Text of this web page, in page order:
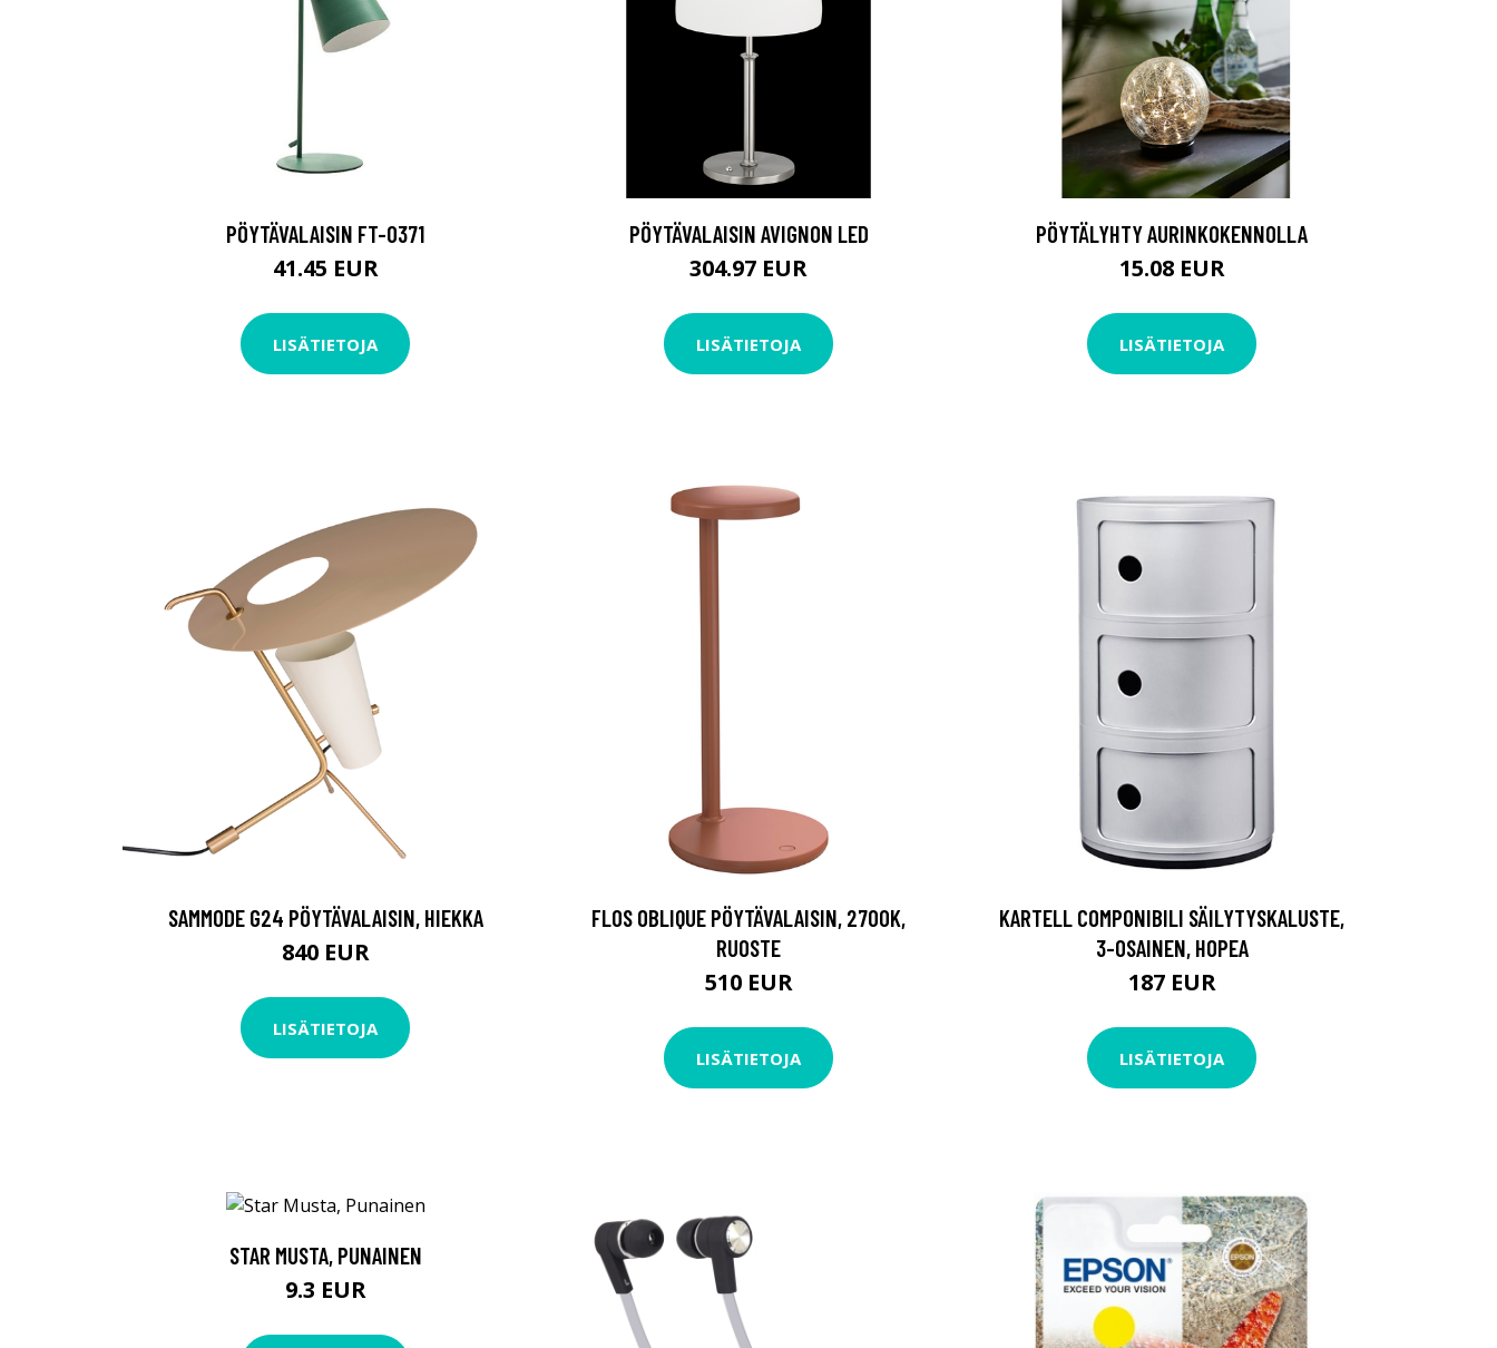
PÖYTÄVALAISIN FT-0371
41.45 EUR
LISÄTIETOJA
PÖYTÄVALAISIN AVIGNON LED
304.97 EUR
LISÄTIETOJA
PÖYTÄLYHTY AURINKOKENNOLLA
15.08 EUR
LISÄTIETOJA
SAMMODE G24 PÖYTÄVALAISIN, HIEKKA
840 EUR
LISÄTIETOJA
FLOS OBLIQUE PÖYTÄVALAISIN, 2700K,
RUOSTE
510 EUR
LISÄTIETOJA
KARTELL COMPONIBILI SÄILYTYSKALUSTE,
3-OSAINEN, HOPEA
187 EUR
LISÄTIETOJA
STAR MUSTA, PUNAINEN
9.3 EUR